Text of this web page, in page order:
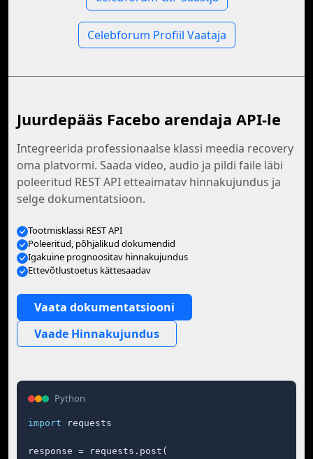
Celebforum Profiil Vaataja
Juurdepääs Facebo arendaja API-le
Integreerida professionaalse klassi meedia recovery
oma platvormi. Saada video, audio ja pildi faile läbi
poleeritud REST API etteaimatav hinnakujundus ja
selge dokumentatsioon.
Tootmisklassi REST API
Poleeritud, põhjalikud dokumendid
Igakuine prognoositav hinnakujundus
Ettevõtlustoetus kättesaadav
Vaata dokumentatsiooni
Vaade Hinnakujundus
Python
import requests
response = requests.post(